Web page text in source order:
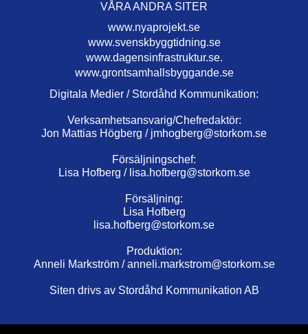
VÅRA ANDRA SITER
www.nyaprojekt.se
www.svenskbyggtidning.se
www.dagensinfrastruktur.se.
www.grontsamhallsbyggande.se
Digitala Medier / Stordåhd Kommunikation:
Verksamhetsansvarig/Chefredaktör:
Jon Mattias Högberg / jmhogberg@storkom.se
Försäljningschef:
Lisa Hofberg / lisa.hofberg@storkom.se
Försäljning:
Lisa Hofberg
lisa.hofberg@storkom.se
Produktion:
Anneli Markström /anneli.markstrom@storkom.se
Siten drivs av Stordåhd Kommunikation AB